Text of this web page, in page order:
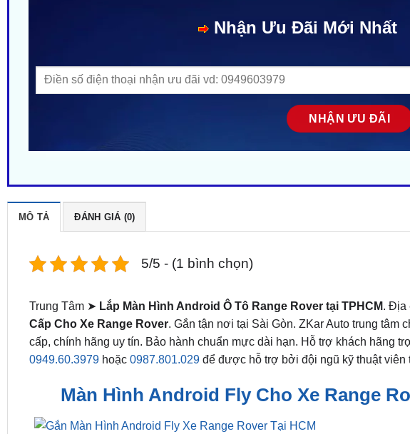
Nhận Ưu Đãi Mới Nhất
MÔ TẢ ĐÁNH GIÁ (0)
5/5 - (1 bình chọn)
Trung Tâm ➤ Lắp Màn Hình Android Ô Tô Range Rover tại TPHCM. Địa
Cấp Cho Xe Range Rover. Gắn tận nơi tại Sài Gòn. ZKar Auto trung tâm
cấp, chính hãng uy tín. Bảo hành chuẩn mực dài hạn. Hỗ trợ khách hãng
0949.60.3979hoặc 0987.801.029để được hỗ trợ bởi đội ngũ kỹ thuật viên
Màn Hình Android Fly Cho Xe Range